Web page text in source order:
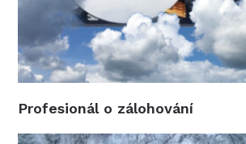
Profesionál o zálohování